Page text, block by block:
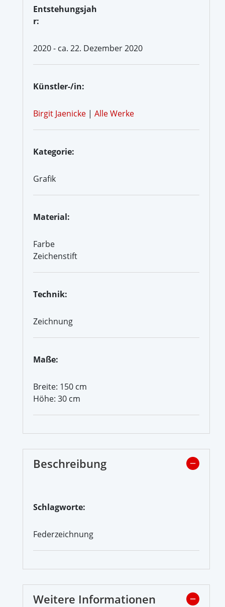
Entstehungsjah
r:
2020 - ca. 22. Dezember 2020
Künstler-/in:
Birgit Jaenicke | Alle Werke
Kategorie:
Grafik
Material:
Farbe
Zeichenstift
Technik:
Zeichnung
Maße:
Breite: 150 cm
Höhe: 30 cm
Beschreibung
Schlagworte:
Federzeichnung
Weitere Informationen